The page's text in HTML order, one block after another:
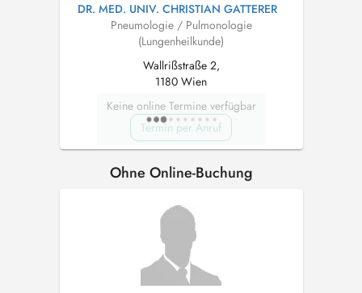
DR. MED. UNIV. CHRISTIAN GATTERER
Pneumologie / Pulmonologie
(Lungenheilkunde)
Wallrißstraße 2,
1180 Wien
Keine online Termine verfügbar
Termin per Anruf
Ohne Online-Buchung